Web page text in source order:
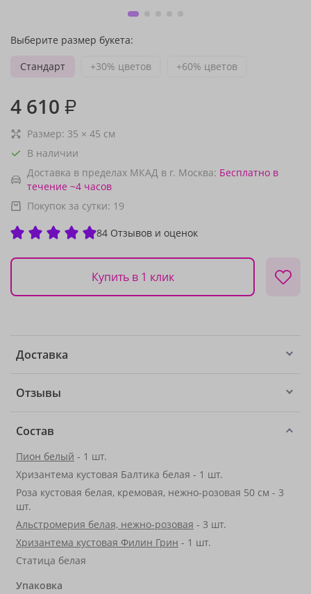
Выберите размер букета:
Стандарт
+30% цветов +60% цветов
4 610 ₽
Размер: 35 × 45 см
В наличии
Доставка в пределах МКАД в г. Москва: Бесплатно в
течение ~4 часов
Покупок за сутки: 19
84 Отзывов и оценок
Купить в 1 клик
Доставка
Отзывы
Состав
Пион белый - 1 шт.
Хризантема кустовая Балтика белая - 1 шт.
Роза кустовая белая, кремовая, нежно-розовая 50 см - 3
шт.
Альстромерия белая, нежно-розовая - 3 шт.
Хризантема кустовая Филин Грин - 1 шт.
Статица белая
Упаковка